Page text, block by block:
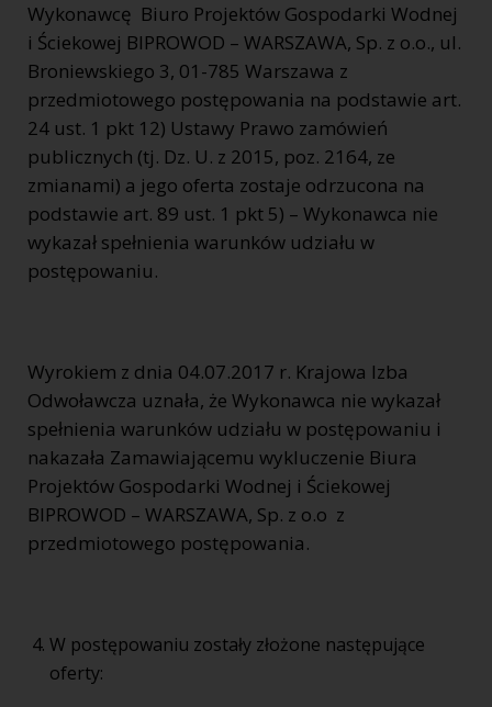
Wykonawcę Biuro Projektów Gospodarki Wodnej
i Ściekowej BIPROWOD – WARSZAWA, Sp. z o.o., ul.
Broniewskiego 3, 01-785 Warszawa z
przedmiotowego postępowania na podstawie art.
24 ust. 1 pkt 12) Ustawy Prawo zamówień
publicznych (tj. Dz. U. z 2015, poz. 2164, ze
zmianami) a jego oferta zostaje odrzucona na
podstawie art. 89 ust. 1 pkt 5) – Wykonawca nie
wykazał spełnienia warunków udziału w
postępowaniu.
Wyrokiem z dnia 04.07.2017 r. Krajowa Izba
Odwoławcza uznała, że Wykonawca nie wykazał
spełnienia warunków udziału w postępowaniu i
nakazała Zamawiającemu wykluczenie Biura
Projektów Gospodarki Wodnej i Ściekowej
BIPROWOD – WARSZAWA, Sp. z o.o z
przedmiotowego postępowania.
W postępowaniu zostały złożone następujące
oferty: